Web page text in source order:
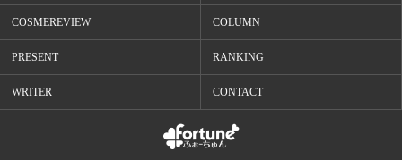
COSMEREVIEW COLUMN
PRESENT RANKING
WRITER CONTACT